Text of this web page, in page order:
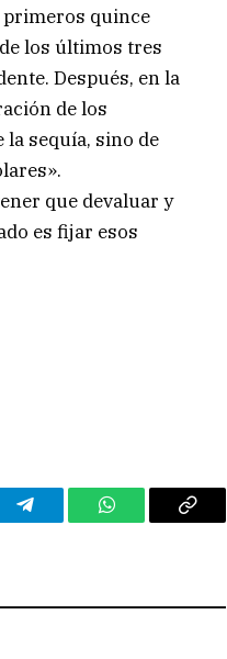
primeros quince
los últimos tres
Después, en la
de los
la sequía, sino de
que devaluar y
es fijar esos
Telegram WhatsAppCopy